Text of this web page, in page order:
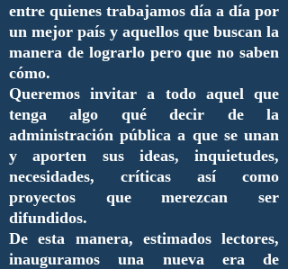
entre quienes trabajamos día a día por
un mejor país y aquellos que buscan la
manera de lograrlo pero que no saben
cómo.
Queremos invitar a todo aquel que
tenga algo qué decir de la
administración pública a que se unan
y aporten sus ideas, inquietudes,
necesidades, críticas así como
proyectos que merezcan ser
difundidos.
De esta manera, estimados lectores,
inauguramos una nueva era de